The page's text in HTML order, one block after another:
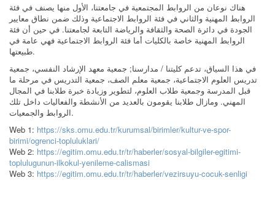
هناك نوعان من الروابط المجتمعية في جامعتنا، الأول منها يصنف في فئة
الروابط المهنية والثاني في فئة الروابط الاجتماعية وذلك ضمن نطاق معايير
الجودة في دائرة الصحة والثقافة والرياضة التابعة لجامعتنا. في حين أن فئة
الروابط المهنية خاصة بالكليات أما فئة الروابط الاجتماعية فهي عامة في
طبيعتها.
في هذا السياق، تدعم كليتنا / مدارسنا; جمعية معهد الإرشاد النفسي، جمعية
تدريس العلوم الاجتماعية، جمعية معلم الصف، جمعية التدريس في مرحلة ما
قبل المدرسة وجمعية طلاب العلوم، لتطوير وزيادة خبرة طلابنا في المجال
المهني. ومازال طلابنا يقومون بالعديد من الأنشطة والفعاليات داخل تلك
الروابط والجمعيات.
Web 1: https://sks.omu.edu.tr/kurumsal/birimler/kultur-ve-spor-
birimi/ogrenci-topluluklari/
Web 2: https://egitim.omu.edu.tr/tr/haberler/sosyal-bilgiler-egitimi-
toplulugunun-ilkokul-yenileme-calismasi
Web 3: https://egitim.omu.edu.tr/tr/haberler/vezirsuyu-cocuk-senligi